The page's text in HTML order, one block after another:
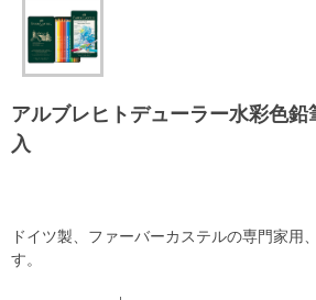
アルブレヒトデューラー水彩色鉛
入
ドイツ製、ファーバーカステルの専門家用
す。